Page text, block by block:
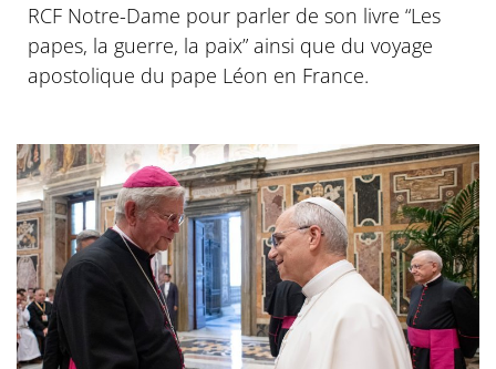
RCF Notre-Dame pour parler de son livre “Les
papes, la guerre, la paix” ainsi que du voyage
apostolique du pape Léon en France.